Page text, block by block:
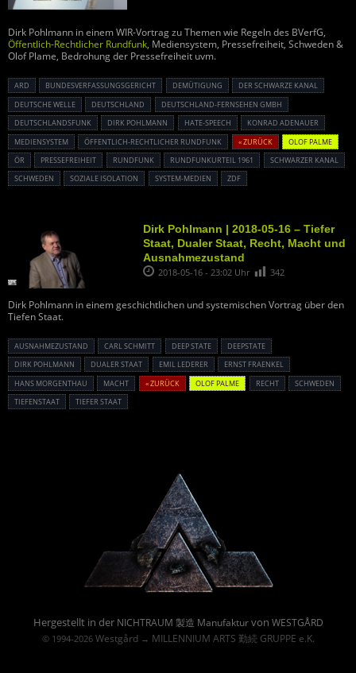
Dirk Pohlmann in einem WIR-Vortrag zu Themen wie Regeln des BVerfG,
Öffentlich-Rechtlicher Rundfunk, Mediensystem, Pressefreiheit, Schweden &
Olof Plame, Bedrohung der Pressefreiheit uvm.
ARD BUNDESVERFASSUNGSGERICHT DEMÜTIGUNG
DER SCHWARZE KANAL
DEUTSCHE WELLE
DEUTSCHLAND
DEUTSCHLAND-FERNSEHEN GMBH
DEUTSCHLANDSFUNK
DIRK POHLMANN HATE-SPEECH
KONRAD ADENAUER
MEDIENSYSTEM
ÖFFENTLICH-RECHTLICHER RUNDFUNK « ZURÜCK
OLOF PALME
ÖR
PRESSEFREIHEIT RUNDFUNK RUNDFUNKURTEIL 1961
SCHWARZER KANAL
SCHWEDEN
SOZIALE ISOLATION SYSTEM-MEDIEN ZDF
Dirk Pohlmann | 2018-05-16 – Tiefer
Staat, Dualer Staat, Recht, Macht und
Ausnahmezustand
2018-05-16 - 23:02 Uhr 342
Dirk Pohlmann in einem geschichtlichen und systemischen Vortrag über den
Tiefen Staat.
AUSNAHMEZUSTAND CARL SCHMITT DEEP STATE
DEEPSTATE
DIRK POHLMANN
DUALER STAAT EMIL LEDERER
ERNST FRAENKEL
HANS MORGENTHAU
MACHT « ZURÜCK OLOF PALME RECHT
SCHWEDEN
TIEFENSTAAT
TIEFER STAAT
Hergestellt in der NICHTRAUM 製造 Manufakturvon WESTGÅRD
© 1994-2026 Westgård→ MILLENNIUM ARTS 勤続 GRUPPE e.K.
Powered By :